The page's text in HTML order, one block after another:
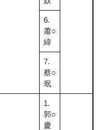
6.
蕭○
緯
7.
蔡○
珉
1.
郭○
慶